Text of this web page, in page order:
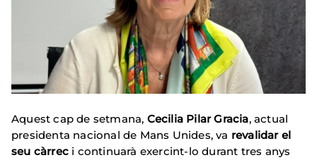
Aquest cap de setmana, Cecilia Pilar Gracia, actual
presidenta nacional de Mans Unides, va revalidar el
seu càrrec i continuarà exercint-lo durant tres anys